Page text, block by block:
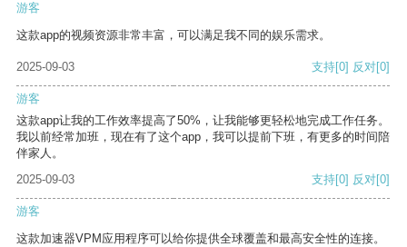
游客
这款app的视频资源非常丰富，可以满足我不同的娱乐需求。
2025-09-03 支持[0] 反对[0]
游客
这款app让我的工作效率提高了50%，让我能够更轻松地完成工作任务。
我以前经常加班，现在有了这个app，我可以提前下班，有更多的时间陪
伴家人。
2025-09-03
支持[0] 反对[0]
游客
这款加速器VPM应用程序可以给你提供全球覆盖和最高安全性的连接。